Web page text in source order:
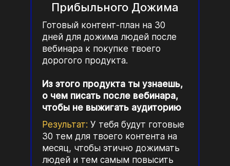
Прибыльного Дожима
Готовый контент-план на 30
дней для дожима людей после
вебинара к покупке твоего
дорогого продукта.
Из этого продукта ты узнаешь,
о чем писать после вебинара,
чтобы не выжигать аудиторию
Результат: У тебя будут готовые
30 тем для твоего контента на
месяц, чтобы этично дожимать
людей и тем самым повысить